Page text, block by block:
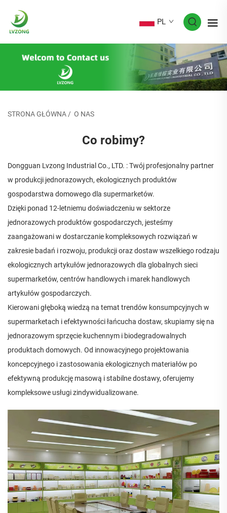
PL
STRONA GŁÓWNA/ O NAS
Co robimy?
Dongguan Lvzong Industrial Co., LTD. : Twój profesjonalny partner
w produkcji jednorazowych, ekologicznych produktów
gospodarstwa domowego dla supermarketów.
Dzięki ponad 12-letniemu doświadczeniu w sektorze
jednorazowych produktów gospodarczych, jesteśmy
zaangażowani w dostarczanie kompleksowych rozwiązań w
zakresie badań i rozwoju, produkcji oraz dostaw wszelkiego rodzaju
ekologicznych artykułów jednorazowych dla globalnych sieci
supermarketów, centrów handlowych i marek handlowych
artykułów gospodarczych.
Kierowani głęboką wiedzą na temat trendów konsumpcyjnych w
supermarketach i efektywności łańcucha dostaw, skupiamy się na
jednorazowym sprzęcie kuchennym i biodegradowalnych
produktach domowych. Od innowacyjnego projektowania
koncepcyjnego i zastosowania ekologicznych materiałów po
efektywną produkcję masową i stabilne dostawy, oferujemy
kompleksowe usługi zindywidualizowane.